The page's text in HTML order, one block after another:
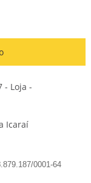
- Loja -
0001-64